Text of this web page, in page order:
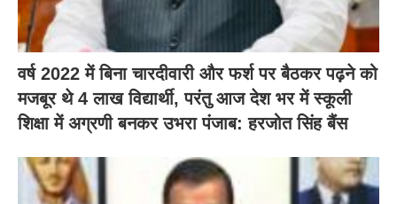
वर्ष 2022 में बिना चारदीवारी और फर्श पर बैठकर पढ़ने को
मजबूर थे 4 लाख विद्यार्थी, परंतु आज देश भर में स्कूली
शिक्षा में अग्रणी बनकर उभरा पंजाब: हरजोत सिंह बैंस